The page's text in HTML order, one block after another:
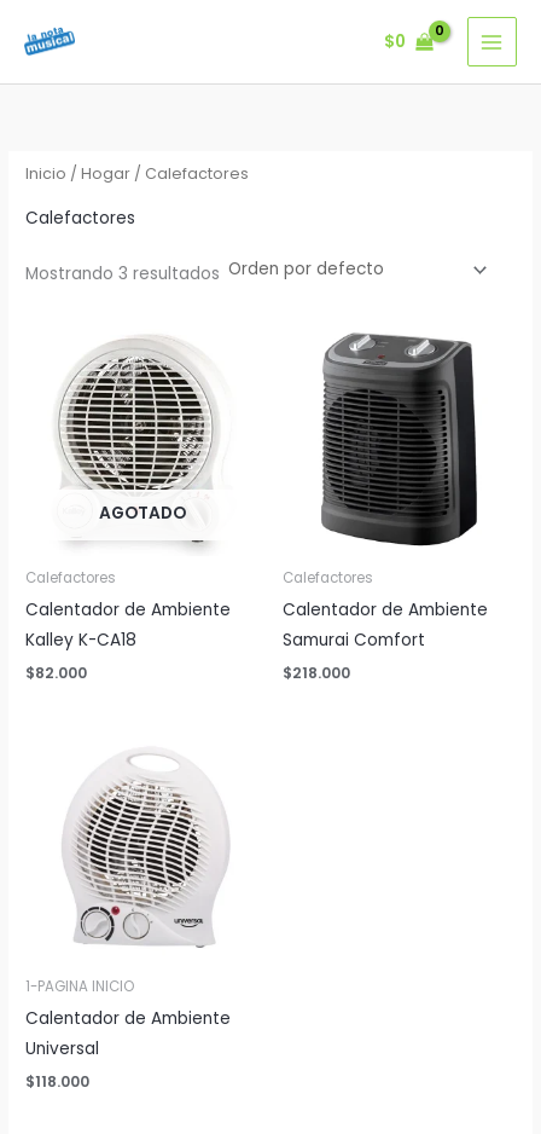
$0
Inicio /Hogar / Calefactores
Calefactores
Mostrando 3 resultados
AGOTADO
Calefactores
Calentador de Ambiente
Kalley K-CA18
$82.000
Calefactores
Calentador de Ambiente
Samurai Comfort
$218.000
1-PAGINA INICIO
Calentador de Ambiente
Universal
$118.000